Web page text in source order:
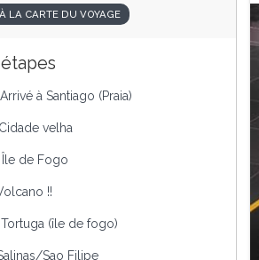
LA CARTE DU VOYAGE
à Santiago (Praia)
velha
Île de Fogo
!!
Tortuga (île de fogo)
Sao Filipe